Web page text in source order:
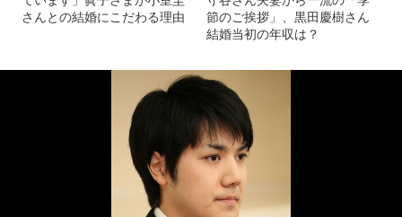
さんとの結婚にこだわる理由
節のご挨拶」、黒田慶樹さん
結婚当初の年収は？